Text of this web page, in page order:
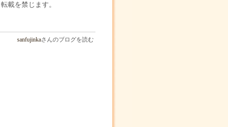
載を禁じます。
sanfujinkaさんのブログを読む